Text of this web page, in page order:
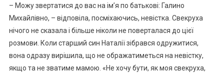
– Можу звертатися до вас на ім’я по батькові: Галино
Михайлівно, – відповіла, посміхаючись, невістка. Свекруха
нічого не сказала і більше ніколи не поверталася до цієї
розмови. Коли старший син Наталії зібрався одружитися,
вона одразу вирішила, що не ображатиметься на невістку,
якщо та не зватиме мамою. «Не хочу бути, як моя свекруха,